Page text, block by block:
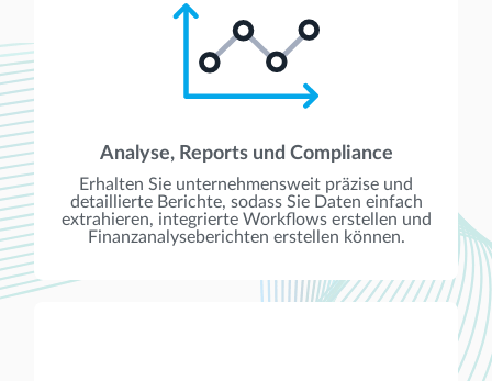
Analyse, Reports und Compliance
Erhalten Sie unternehmensweit präzise und
detaillierte Berichte, sodass Sie Daten einfach
extrahieren, integrierte Workflows erstellen und
Finanzanalyseberichten erstellen können.